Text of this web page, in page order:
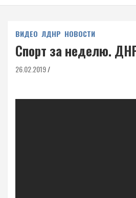
ВИДЕО ЛДНР НОВОСТИ
Спорт за неделю.
26.02.2019